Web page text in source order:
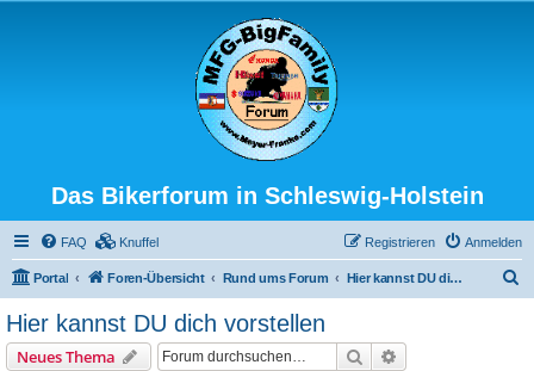
Das Bikerforum in Schleswig-Holstein
FAQ Knuffel Anmelden
Registrieren
Portal Foren-Übersicht Rund ums Forum Hier kannst DU dich vorstellen
Hier kannst DU dich vorstellen
Neues Thema Suche